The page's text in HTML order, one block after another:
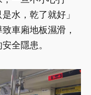
水，乾了就好」
車廂地板濕滑，
全隱患。